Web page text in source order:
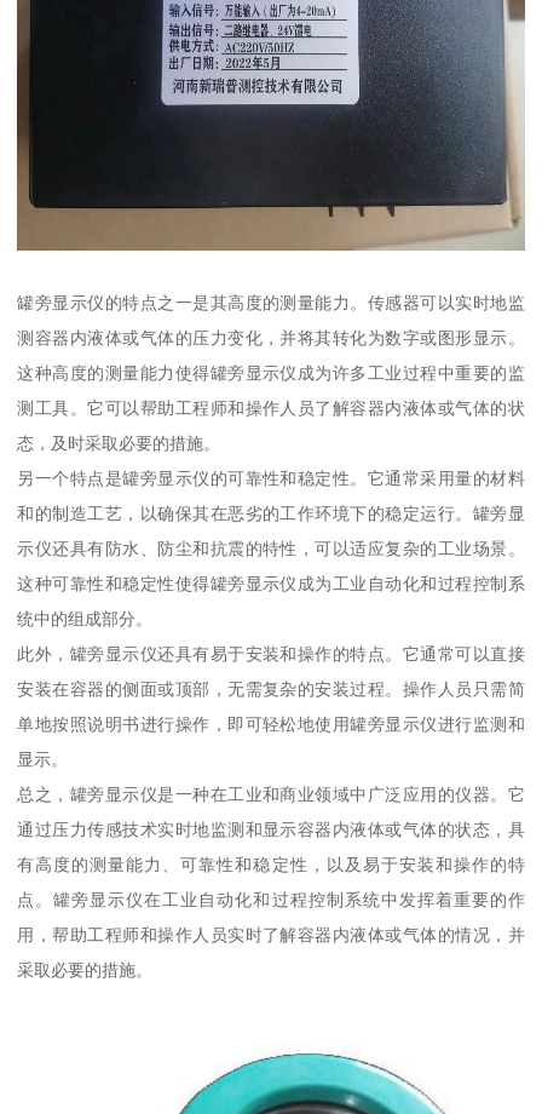
罐旁显示仪的特点之一是其高度的测量能力。传感器可以实时地监
测容器内液体或气体的压力变化，并将其转化为数字或图形显示。
这种高度的测量能力使得罐旁显示仪成为许多工业过程中重要的监
测工具。它可以帮助工程师和操作人员了解容器内液体或气体的状
态，及时采取必要的措施。
另一个特点是罐旁显示仪的可靠性和稳定性。它通常采用量的材料
和的制造工艺，以确保其在恶劣的工作环境下的稳定运行。罐旁显
示仪还具有防水、防尘和抗震的特性，可以适应复杂的工业场景。
这种可靠性和稳定性使得罐旁显示仪成为工业自动化和过程控制系
统中的组成部分。
此外，罐旁显示仪还具有易于安装和操作的特点。它通常可以直接
安装在容器的侧面或顶部，无需复杂的安装过程。操作人员只需简
单地按照说明书进行操作，即可轻松地使用罐旁显示仪进行监测和
显示。
总之，罐旁显示仪是一种在工业和商业领域中广泛应用的仪器。它
通过压力传感技术实时地监测和显示容器内液体或气体的状态，具
有高度的测量能力、可靠性和稳定性，以及易于安装和操作的特
点。罐旁显示仪在工业自动化和过程控制系统中发挥着重要的作
用，帮助工程师和操作人员实时了解容器内液体或气体的情况，并
采取必要的措施。